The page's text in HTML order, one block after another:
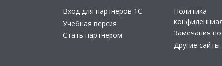
Вход для партнеров 1С
Учебная версия
Стать партнером
Политика
Замечания по
Другие сайты